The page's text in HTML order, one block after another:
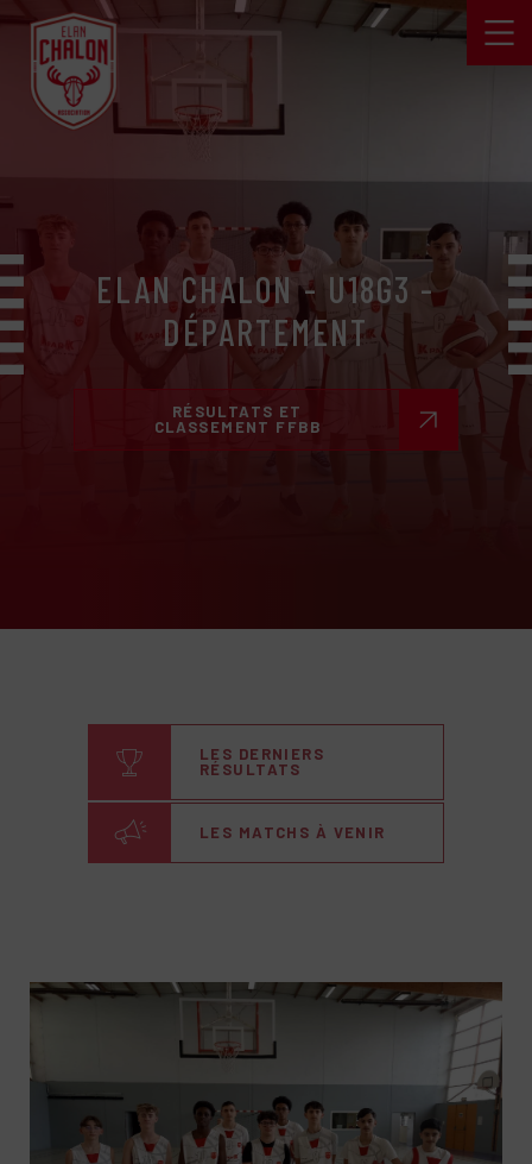
ELAN CHALON - U18G3 -
DÉPARTEMENT
RÉSULTATS ET
CLASSEMENT FFBB
LES DERNIERS
RÉSULTATS
LES MATCHS À VENIR